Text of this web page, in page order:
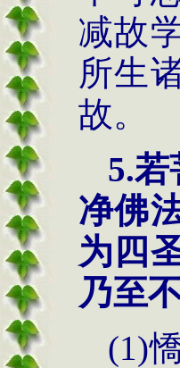
减故
所生
故。
5.若
净佛
为四
乃至
(1)